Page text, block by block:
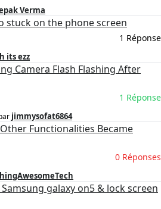
Verma
stuck on the phone screen
1 Réponse
its ezz
Camera Flash Flashing After
1 Réponse
jimmysofat6864
Functionalities Became
0 Réponses
galaxy on5 & lock screen